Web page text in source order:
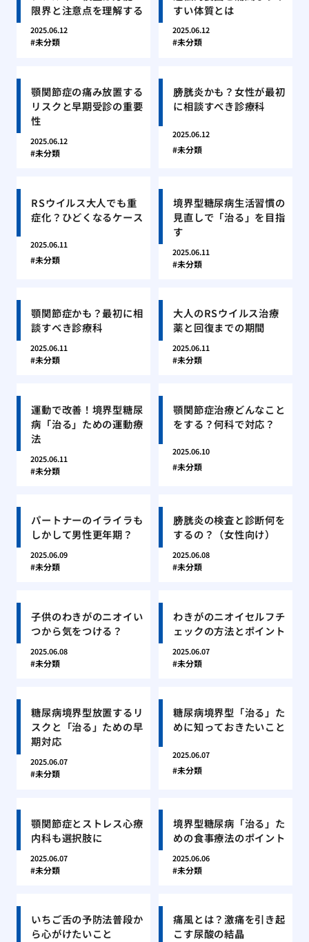
限界と注意点を理解する
2025.06.12
未分類
すい体質とは
2025.06.12
未分類
顎関節症の痛み放置する
リスクと早期受診の重要
性
2025.06.12
未分類
膀胱炎かも？女性が最初
に相談すべき診療科
2025.06.12
未分類
RSウイルス大人でも重
症化？ひどくなるケース
2025.06.11
未分類
境界型糖尿病生活習慣の
見直しで「治る」を目指
す
2025.06.11
未分類
顎関節症かも？最初に相
談すべき診療科
2025.06.11
未分類
大人のRSウイルス治療
薬と回復までの期間
2025.06.11
未分類
運動で改善！境界型糖尿
病「治る」ための運動療
法
2025.06.11
未分類
顎関節症治療どんなこと
をする？何科で対応？
2025.06.10
未分類
パートナーのイライラも
しかして男性更年期？
2025.06.09
未分類
膀胱炎の検査と診断何を
するの？（女性向け）
2025.06.08
未分類
子供のわきがのニオイい
つから気をつける？
2025.06.08
未分類
わきがのニオイセルフチ
ェックの方法とポイント
2025.06.07
未分類
糖尿病境界型放置するリ
スクと「治る」ための早
期対応
2025.06.07
未分類
糖尿病境界型「治る」た
めに知っておきたいこと
2025.06.07
未分類
顎関節症とストレス心療
内科も選択肢に
2025.06.07
未分類
境界型糖尿病「治る」た
めの食事療法のポイント
2025.06.06
未分類
いちご舌の予防法普段か
ら心がけたいこと
痛風とは？激痛を引き起
こす尿酸の結晶